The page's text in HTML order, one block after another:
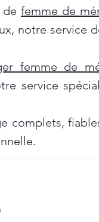
femme de
notre service
femme de
service
complets,